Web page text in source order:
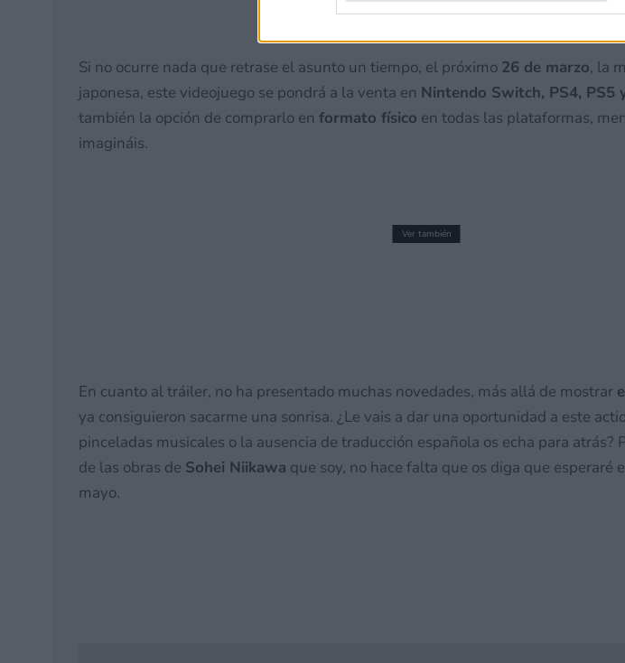
Si no ocurre nada que retrase el asunto un tiempo, el próximo 26 de marzo, la
japonesa, este videojuego se pondrá a la venta en Nintendo Switch, PS4, PS5
también la opción de comprarlo en formato físico en todas las plataformas,
imagináis.
Ver también
En cuanto al tráiler, no ha presentado muchas novedades, más allá de mostrar
ya consiguieron sacarme una sonrisa. ¿Le vais a dar una oportunidad a este
pinceladas musicales o la ausencia de traducción española os echa para atrás?
de las obras de Sohei Niikawa que soy, no hace falta que os diga que esperaré
mayo.